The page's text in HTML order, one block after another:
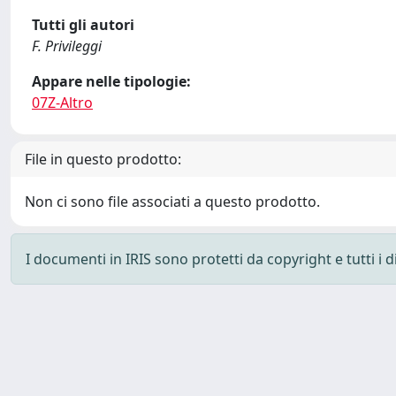
Tutti gli autori
F. Privileggi
Appare nelle tipologie:
07Z-Altro
File in questo prodotto:
Non ci sono file associati a questo prodotto.
I documenti in IRIS sono protetti da copyright e tutti i